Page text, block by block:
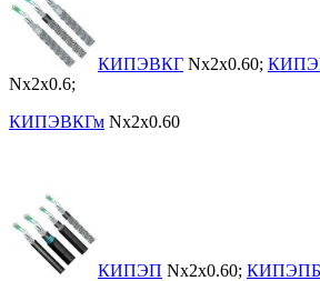
КИПЭВКГ Nx2x0.60;
Nx2x0.6;
КИПЭВКГм Nx2x0.60
КИПЭП Nx2x0.60;